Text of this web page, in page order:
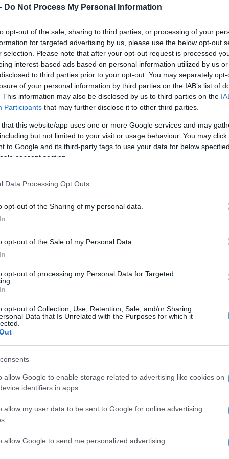
Do Not Process My Personal Information
opt-out of the sale, sharing to third parties, or processing of your
for targeted advertising by us, please use the below opt-out
selection. Please note that after your opt-out request is processed
interest-based ads based on personal information utilized by us
to third parties prior to your opt-out. You may separately
of your personal information by third parties on the IAB’s list of
This information may also be disclosed by us to third parties on the
Participants that may further disclose it to other third parties.
that this website/app uses one or more Google services and may
but not limited to your visit or usage behaviour. You may
to Google and its third-party tags to use your data for below
consent section.
Data Processing Opt Outs
opt-out of the Sharing of my personal data.
opt-out of the Sale of my Personal Data.
opt-out of processing my Personal Data for Targeted
opt-out of Collection, Use, Retention, Sale, and/or Sharing
Data that Is Unrelated with the Purposes for which it
allow Google to enable storage related to advertising like cookies on
identifiers in apps.
allow my user data to be sent to Google for online advertising
allow Google to send me personalized advertising.
στις επενδύσεις σε δίκτυα και ψηφιακές
Απριλίου 2025 – Μαρτίου 2026
της κερδοφορίας,παρά τη μικρή κάμψη
οόμιλοςVodafone Groupδείχνουν
τόσο στις τηλεπικοινωνιακές υπηρεσίες
συνολικά έσοδα διαμορφώθηκαν στα 1,06 δισ.
με την προηγούμενη χρήση. Ωστόσο, τα
ευρώ
συγκράτηση του λειτουργικού κόστους.
ανάπτυξης
, με αύξηση των συνδέσεων
στα 10,7 ευρώ. Παράλληλα, η συνολική
κυρίως λόγω της εξυγίανσης της
η σταδιακή υποχώρηση των συνδέσεων, οι
διατήρησε υψηλό επενδυτικό ρυθμό,
δικτύων κινητής και σταθερής
, ενώ το δίκτυο FTTH επεκτάθηκε
Σε επίπεδο ομίλου, ηVodafone
40,5 δισ. ευρώ, και επιστροφή σε ισχυρή
σε Αφρική και Τουρκία και θετικά πρώτα
– Three UK.
επεκτείνει τη δραστηριότητά της πέρα από
με πρόσφατες επιχειρηματικές
στον τομέα της τεχνολογίας μέσα στο 2026, με